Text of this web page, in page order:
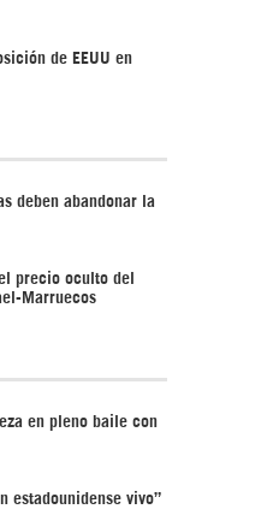
de EEUU en
deben abandonar la
precio oculto del
Marruecos
en pleno baile con
estadounidense vivo”